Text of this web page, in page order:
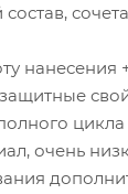
цикла
очень